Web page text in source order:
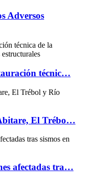
Adversos
técnic…
El Trébo…
afectadas tra…